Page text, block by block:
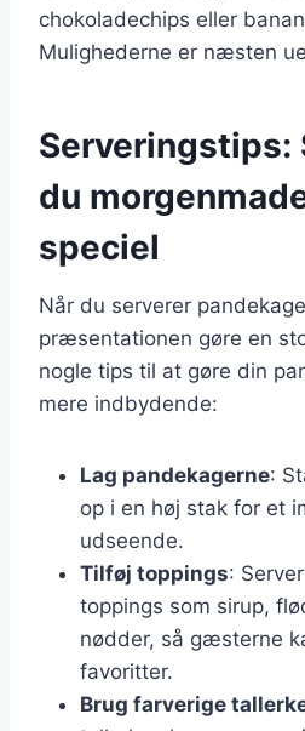
chokoladechips eller
Mulighederne er næsten
Serveringstips:
du
speciel
Når du serverer
præsentationen gøre en
nogle tips til at gøre din
mere indbydende:
Lag pandekagerne:
op i en høj stak for et
udseende.
Tilføj toppings:
toppings som sirup,
nødder, så gæsterne
favoritter.
Brug farverige